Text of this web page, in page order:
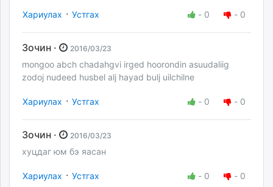
Хариулах · Устгах - 0 - 0
Зочин · 2016/03/23
mongoo abch chadahgvi irged hoorondin asuudaliig
zodoj nudeed husbel alj hayad bulj uilchilne
Хариулах · Устгах - 0 - 0
Зочин · 2016/03/23
хуцдаг юм бэ яасан
Хариулах · Устгах - 0 - 0